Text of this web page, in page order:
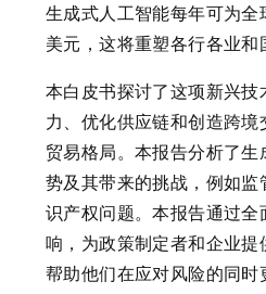
生成式人工智能每年可为
美元，这将重塑各行各业和
本白皮书探讨了这项新兴
力、优化供应链和创造跨
贸易格局。本报告分析了
势及其带来的挑战，例如监
识产权问题。本报告通过全
响，为政策制定者和企业提
帮助他们在应对风险的同时